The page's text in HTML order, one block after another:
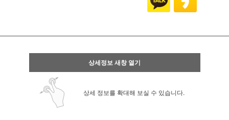
상세정보 새창 열기
상세 정보를 확대해 보실 수 있습니다.